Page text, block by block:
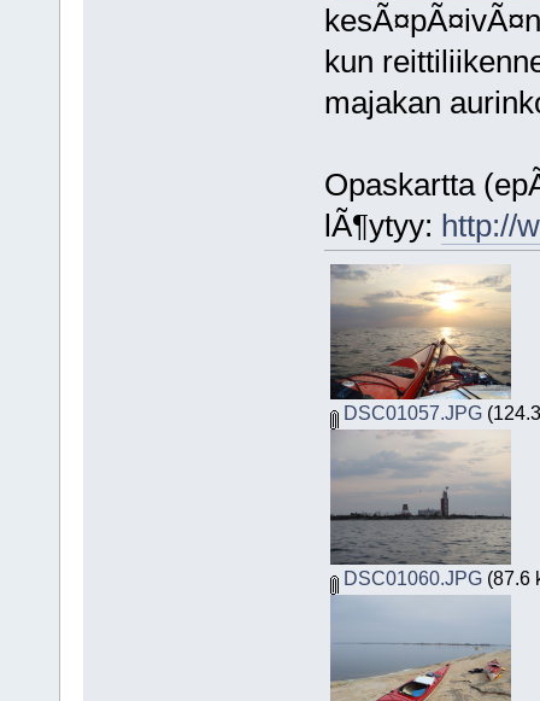
kun
majakan
Opaskartta
lÃ¶ytyy: http://
DSC01057.JPG
DSC01060.JPG(87.6